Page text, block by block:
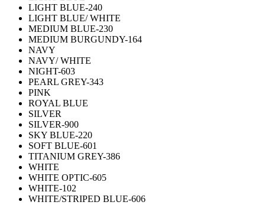
LIGHT BLUE-240
LIGHT BLUE/ WHITE
MEDIUM BLUE-230
MEDIUM BURGUNDY-164
NAVY
NAVY/ WHITE
NIGHT-603
PEARL GREY-343
PINK
ROYAL BLUE
SILVER
SILVER-900
SKY BLUE-220
SOFT BLUE-601
TITANIUM GREY-386
WHITE
WHITE OPTIC-605
WHITE-102
WHITE/STRIPED BLUE-606